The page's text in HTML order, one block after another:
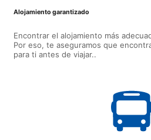
Alojamiento garantizado
Encontrar el alojamiento más
Por eso, te aseguramos que
para ti antes de viajar..